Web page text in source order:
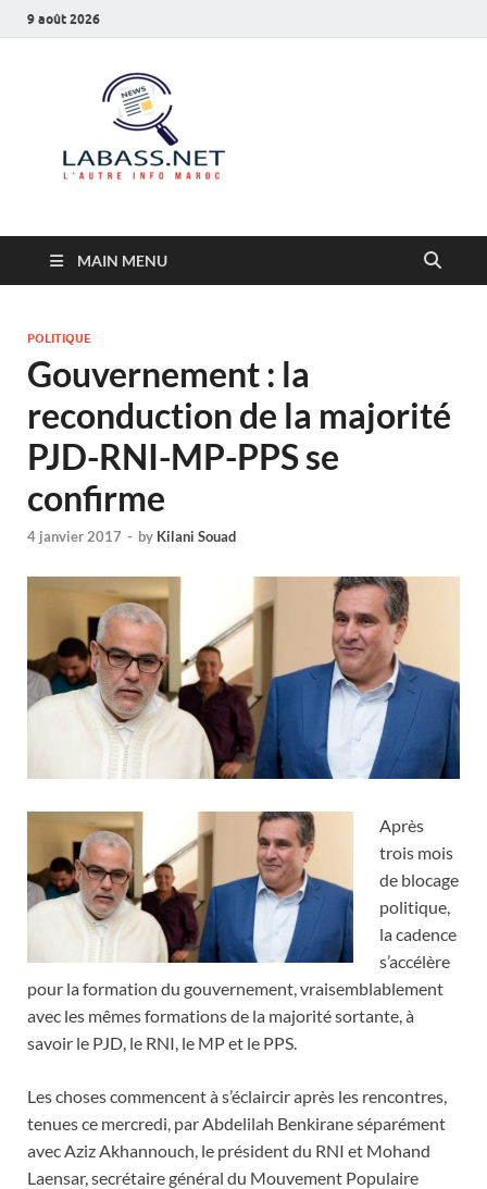
9 août 2026
MAIN MENU
POLITIQUE
Gouvernement : la
reconduction de la majorité
PJD-RNI-MP-PPS se
confirme
4 janvier 2017 - by Kilani Souad
Après
trois mois
de blocage
politique,
la cadence
s’accélère
pour la formation du gouvernement, vraisemblablement
avec les mêmes formations de la majorité sortante, à
savoir le PJD, le RNI, le MP et le PPS.
Les choses commencent à s’éclaircir après les rencontres,
tenues ce mercredi, par Abdelilah Benkirane séparément
avec Aziz Akhannouch, le président du RNI et Mohand
Laensar, secrétaire général du Mouvement Populaire